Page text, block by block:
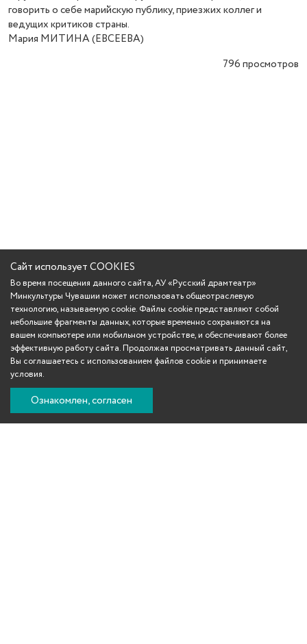
говорить о себе марийскую публику, приезжих коллег и
ведущих критиков страны.
Мария МИТИНА (ЕВСЕЕВА)
796просмотров
Сайт использует COOKIES
Во время посещения данного сайта, АУ «Русский драмтеатр»
Минкультуры Чувашии может использовать общеотраслевую
технологию, называемую cookie. Файлы cookie представляют собой
небольшие фрагменты данных, которые временно сохраняются на
вашем компьютере или мобильном устройстве, и обеспечивают более
эффективную работу сайта. Продолжая просматривать данный сайт,
Вы соглашаетесь с использованием файлов cookie и принимаете
условия.
Ознакомлен, согласен